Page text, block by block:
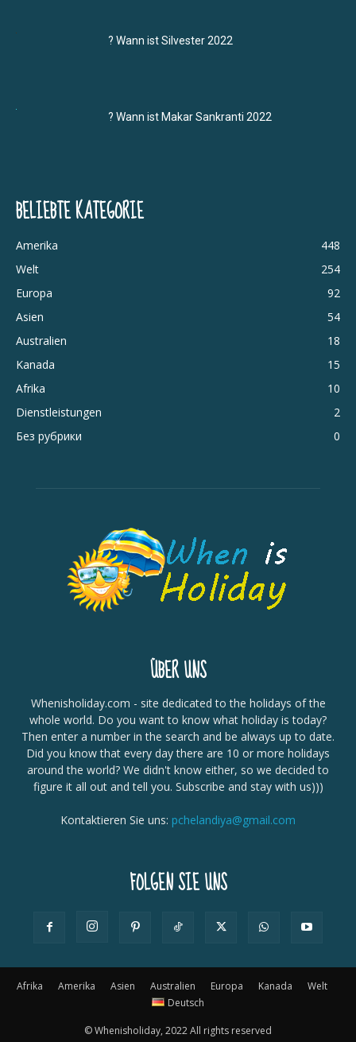
? Wann ist Silvester 2022
? Wann ist Makar Sankranti 2022
BELIEBTE KATEGORIE
Amerika
448
Welt
254
Europa
92
Asien
54
Australien
18
Kanada
15
Afrika
10
Dienstleistungen
2
Без рубрики
0
ÜBER UNS
Whenisholiday.com - site dedicated to the holidays of the
whole world. Do you want to know what holiday is today?
Then enter a number in the search and be always up to date.
Did you know that every day there are 10 or more holidays
around the world? We didn't know either, so we decided to
figure it all out and tell you. Subscribe and stay with us)))
Kontaktieren Sie uns: pchelandiya@gmail.com
FOLGEN SIE UNS
Afrika Amerika Asien Australien Europa Kanada
Welt
Deutsch
© Whenisholiday, 2022 All rights reserved